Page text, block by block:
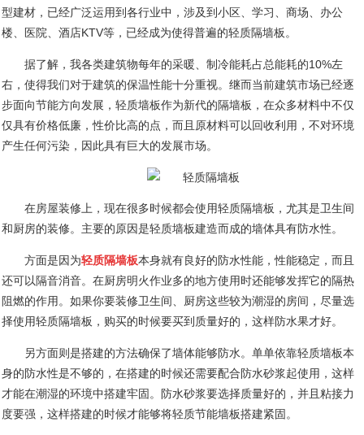
型建材，已经广泛运用到各行业中，涉及到小区、学习、商场、办公
楼、医院、酒店KTV等，已经成为使得普遍的轻质隔墙板。
据了解，我各类建筑物每年的采暖、制冷能耗占总能耗的10%左
右，使得我们对于建筑的保温性能十分重视。继而当前建筑市场已经逐
步面向节能方向发展，轻质墙板作为新代的隔墙板，在众多材料中不仅
仅具有价格低廉，性价比高的点，而且原材料可以回收利用，不对环境
产生任何污染，因此具有巨大的发展市场。
在房屋装修上，现在很多时候都会使用轻质隔墙板，尤其是卫生间
和厨房的装修。主要的原因是轻质墙板建造而成的墙体具有防水性。
方面是因为轻质隔墙板本身就有良好的防水性能，性能稳定，而且
还可以隔音消音。在厨房明火作业多的地方使用时还能够发挥它的隔热
阻燃的作用。如果你要装修卫生间、厨房这些较为潮湿的房间，尽量选
择使用轻质隔墙板，购买的时候要买到质量好的，这样防水果才好。
另方面则是搭建的方法确保了墙体能够防水。单单依靠轻质墙板本
身的防水性是不够的，在搭建的时候还需要配合防水砂浆起使用，这样
才能在潮湿的环境中搭建牢固。防水砂浆要选择质量好的，并且粘接力
度要强，这样搭建的时候才能够将轻质节能墙板搭建紧固。